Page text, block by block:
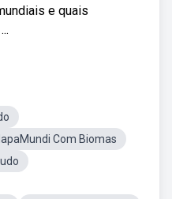
e quais
Com Biomas